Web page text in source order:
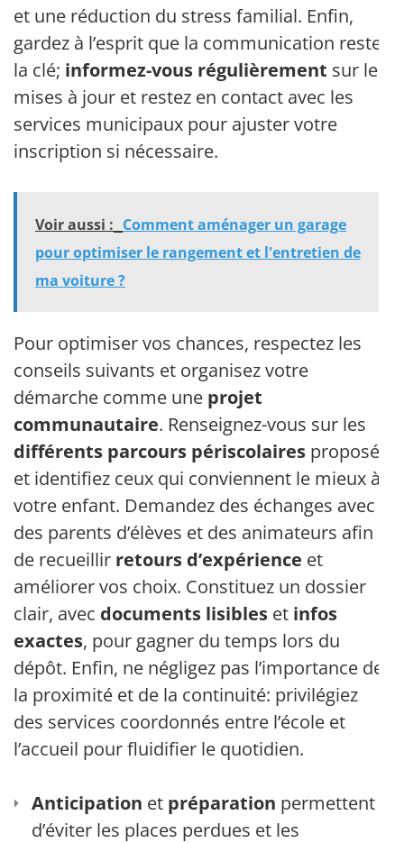
et une réduction du stress familial. Enfin,
gardez à l’esprit que la communication reste
la clé; informez-vous régulièrement sur les
mises à jour et restez en contact avec les
services municipaux pour ajuster votre
inscription si nécessaire.
Voir aussi : Comment aménager un garage
pour optimiser le rangement et l'entretien de
ma voiture ?
Pour optimiser vos chances, respectez les
conseils suivants et organisez votre
démarche comme une projet
communautaire. Renseignez-vous sur les
différents parcours périscolaires proposés
et identifiez ceux qui conviennent le mieux à
votre enfant. Demandez des échanges avec
des parents d’élèves et des animateurs afin
de recueillir retours d’expérience et
améliorer vos choix. Constituez un dossier
clair, avec documents lisibles et infos
exactes, pour gagner du temps lors du
dépôt. Enfin, ne négligez pas l’importance de
la proximité et de la continuité: privilégiez
des services coordonnés entre l’école et
l’accueil pour fluidifier le quotidien.
Anticipation et préparation permettent
d’éviter les places perdues et les